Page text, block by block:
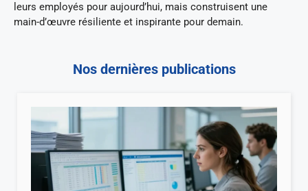
leurs employés pour aujourd’hui, mais construisent une
main-d’œuvre résiliente et inspirante pour demain.
Nos dernières publications